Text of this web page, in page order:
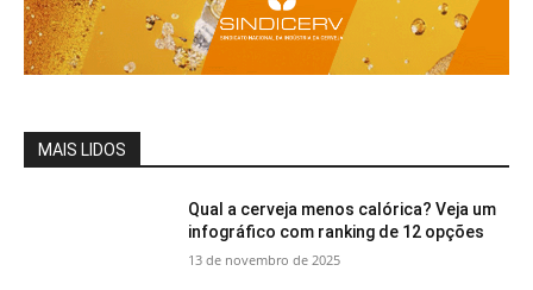
MAIS LIDOS
Qual a cerveja menos calórica? Veja um
infográfico com ranking de 12 opções
13 de novembro de 2025